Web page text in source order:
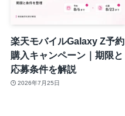
楽天モバイルGalaxy Z予約
購入キャンペーン｜期限と
応募条件を解説
2026年7月25日